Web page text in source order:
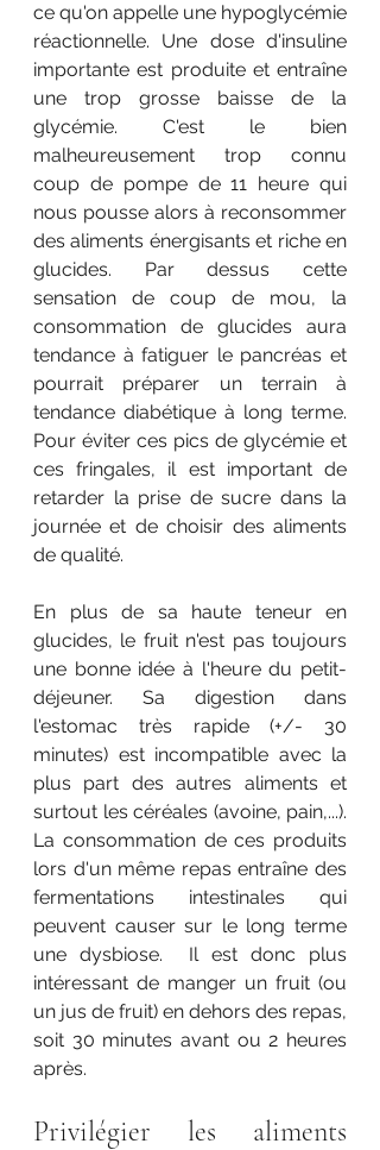
ce qu'on appelle une hypoglycémie
réactionnelle. Une dose d'insuline
importante est produite et entraîne
une trop grosse baisse de la
glycémie. C'est le bien
malheureusement trop connu
coup de pompe de 11 heure qui
nous pousse alors à reconsommer
des aliments énergisants et riche en
glucides. Par dessus cette
sensation de coup de mou, la
consommation de glucides aura
tendance à fatiguer le pancréas et
pourrait préparer un terrain à
tendance diabétique à long terme.
Pour éviter ces pics de glycémie et
ces fringales, il est important de
retarder la prise de sucre dans la
journée et de choisir des aliments
de qualité.
En plus de sa haute teneur en
glucides, le fruit n'est pas toujours
une bonne idée à l'heure du petit-
déjeuner. Sa digestion dans
l'estomac très rapide (+/- 30
minutes) est incompatible avec la
plus part des autres aliments et
surtout les céréales (avoine, pain,...).
La consommation de ces produits
lors d'un même repas entraîne des
fermentations intestinales qui
peuvent causer sur le long terme
une dysbiose.  Il est donc plus
intéressant de manger un fruit (ou
un jus de fruit) en dehors des repas,
soit 30 minutes avant ou 2 heures
après.
Privilégier les aliments